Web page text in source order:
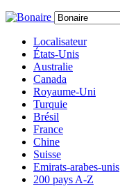
Localisateur
États-Unis
Australie
Canada
Royaume-Uni
Turquie
Brésil
France
Chine
Suisse
Emirats-arabes-unis
200 pays A-Z